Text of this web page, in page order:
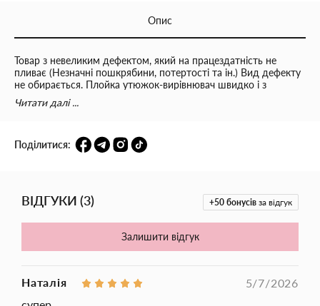
Опис
Товар з невеликим дефектом, який на працездатність не
пливає (Незначні пошкрябини, потертості та ін.) Вид дефекту
не обирається. Плойка утюжок-вирівнювач швидко і з
легкістю вирівнює волосся, не тягне, а 5 режимів температури
дозволять використовувати на всіх типах волосся. А ще
товари з уцінкою не діє❗️
Читати далі ...
Поділитися:
+50 бонусів за відгук
ВІДГУКИ (3)
Залишити відгук
Наталія
5/7/2026